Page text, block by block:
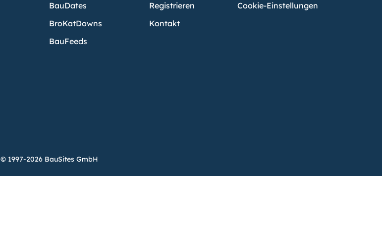
BauDates
BroKatDowns
BauFeeds
Registrieren
Kontakt
Cookie-Einstellungen
© 1997-2026 BauSites GmbH